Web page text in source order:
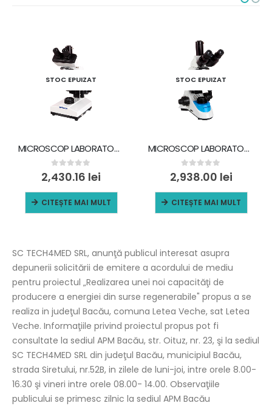
STOC EPUIZAT
MICROSCOP LABORATOR, CAP TRINOCULAR 45°, LUMINAT, 4X, 10X, 40X(S), 100X(S, O), BIOBASE XSB-301A
0out of 5
2,430.16 lei
CITEȘTE MAI MULT
STOC EPUIZAT
MICROSCOP LABORATOR, CAP CVADRUPLU 30°, LUMINAT, 4X, 10X, 40X(S), 100X(S, O), BIOBASE XS-208BP
0 out of 5
2,938.00 lei
CITEȘTE MAI MULT
SC TECH4MED SRL, anunţă publicul interesat asupra
depunerii solicitării de emitere a acordului de mediu
pentru proiectul „Realizarea unei noi capacităţi de
producere a energiei din surse regenerabile" propus a se
realiza in judeţul Bacău, comuna Letea Veche, sat Letea
Veche. Informaţiile privind proiectul propus pot fi
consultate la sediul APM Bacău, str. Oituz, nr. 23, şi la sediul
SC TECH4MED SRL din judeţul Bacău, municipiul Bacău,
strada Siretului, nr.52B, in zilele de luni-joi, intre orele 8.00-
16.30 şi vineri intre orele 08.00- 14.00. Observaţiile
publicului se primesc zilnic la sediul APM Bacău